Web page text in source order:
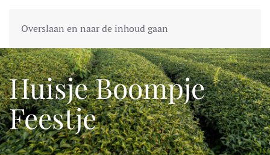
Overslaan en naar de inhoud gaan
Huisje Boompje
Feestje